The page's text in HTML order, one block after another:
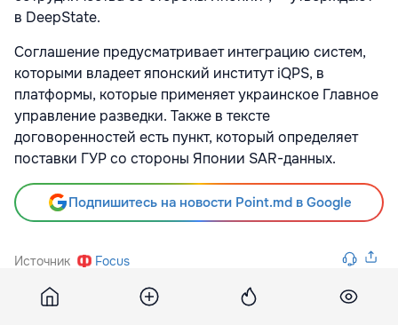
в DeepState.
Соглашение предусматривает интеграцию систем,
которыми владеет японский институт iQPS, в
платформы, которые применяет украинское Главное
управление разведки. Также в тексте
договоренностей есть пункт, который определяет
поставки ГУР со стороны Японии SAR-данных.
Подпишитесь на новости Point.md в Google
Источник Focus